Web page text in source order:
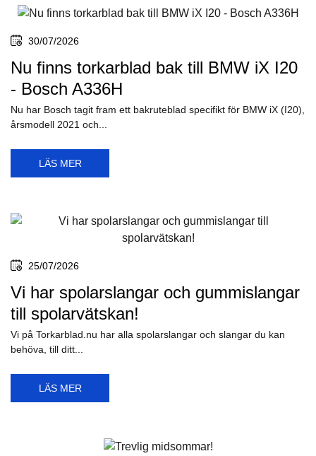
30/07/2026
Nu finns torkarblad bak till BMW iX I20
- Bosch A336H
Nu har Bosch tagit fram ett bakruteblad specifikt för BMW iX (I20),
årsmodell 2021 och...
LÄS MER
25/07/2026
Vi har spolarslangar och gummislangar
till spolarvätskan!
Vi på Torkarblad.nu har alla spolarslangar och slangar du kan
behöva, till ditt...
LÄS MER